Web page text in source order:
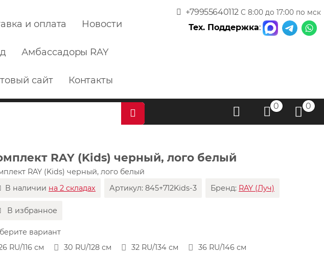
и оплата Новости
Амбассадоры RAY
сайт Контакты
+79955640112 С 8:00 до 17:00 по мск
Тех. Поддержка:
0 0
RAY (Kids) черный, лого белый
RAY (Kids) черный, лого белый
В наличии на 2 складах Артикул:845+712Kids-3 Бренд: RAY (Луч)
В избранное
вариант
RU/116 см
30 RU/128 см 32 RU/134 см
36 RU/146 см